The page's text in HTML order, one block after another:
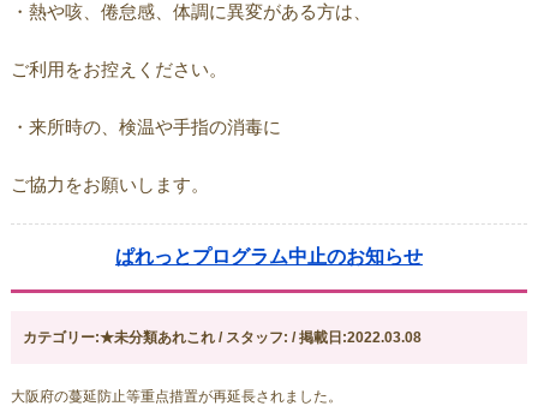
・熱や咳、倦怠感、体調に異変がある方は、
ご利用をお控えください。
・来所時の、検温や手指の消毒に
ご協力をお願いします。
ぱれっとプログラム中止のお知らせ
カテゴリー:★未分類あれこれ / スタッフ: / 掲載日:2022.03.08
大阪府の蔓延防止等重点措置が再延長されました。